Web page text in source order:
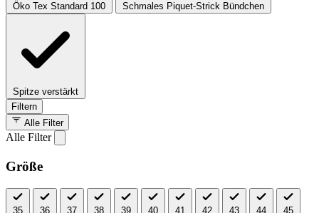
Öko Tex Standard 100 Schmales Piquet-Strick Bündchen
Spitze verstärkt
Filtern
Alle Filter
Alle Filter
Größe
35 36 37 38 39 40 41 42 43 44 45